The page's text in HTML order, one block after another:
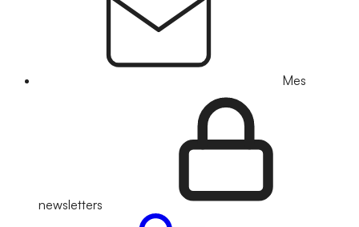
Mes
newsletters